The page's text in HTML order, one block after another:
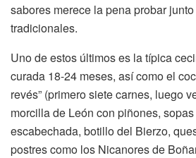
sabores merece la pena probar
tradicionales.
Uno de estos últimos es la típica
curada 18-24 meses, así como el
revés” (primero siete carnes, luego
morcilla de León con piñones,
escabechada, botillo del Bierzo,
postres como los Nicanores de